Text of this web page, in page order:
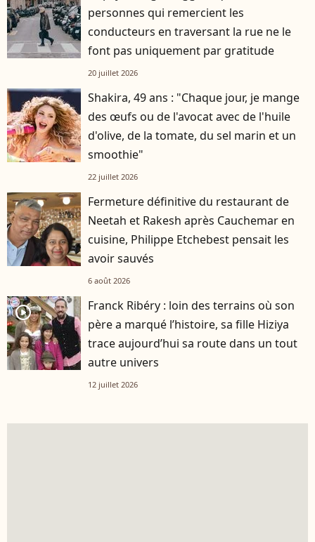
personnes qui remercient les
conducteurs en traversant la rue ne le
font pas uniquement par gratitude
20 juillet 2026
Shakira, 49 ans : "Chaque jour, je mange
des œufs ou de l'avocat avec de l'huile
d'olive, de la tomate, du sel marin et un
smoothie"
22 juillet 2026
Fermeture définitive du restaurant de
Neetah et Rakesh après Cauchemar en
cuisine, Philippe Etchebest pensait les
avoir sauvés
6 août 2026
player2
Franck Ribéry : loin des terrains où son
père a marqué l’histoire, sa fille Hiziya
trace aujourd’hui sa route dans un tout
autre univers
12 juillet 2026